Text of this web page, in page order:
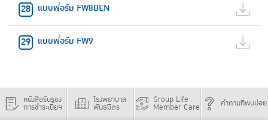
แบบฟอร์ม FW8BEN
แบบฟอร์ม FW9
หนังสือรับรอง
การชำระเบี้ยฯ
โรงพยาบาล
พันธมิตร
Group Life
Member Care คำถามที่พบบ่อย